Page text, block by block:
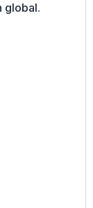
global.